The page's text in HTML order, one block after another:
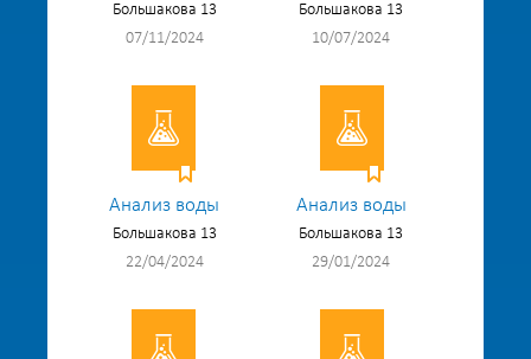
Большакова 13
07/11/2024
Большакова 13
10/07/2024
Анализ воды
Большакова 13
22/04/2024
Анализ воды
Большакова 13
29/01/2024